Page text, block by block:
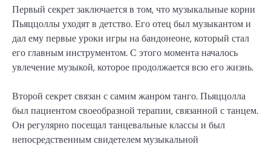
Первый секрет заключается в том, что музыкальные корни
Пьяццоллы уходят в детство. Его отец был музыкантом и
дал ему первые уроки игры на бандонеоне, который стал
его главным инструментом. С этого момента началось
увлечение музыкой, которое продолжается всю его жизнь.
Второй секрет связан с самим жанром танго. Пьяццолла
был пациентом своеобразной терапии, связанной с танцем.
Он регулярно посещал танцевальные классы и был
непосредственным свидетелем музыкальной